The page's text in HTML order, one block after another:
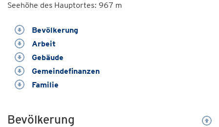
Seehöhe des Hauptortes: 967 m
Bevölkerung
Arbeit
Gebäude
Gemeindefinanzen
Familie
Bevölkerung